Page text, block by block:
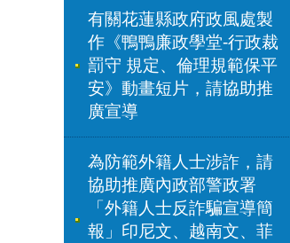
有關花蓮縣政府政風處製
作《鴨鴨廉政學堂-行政裁
罰守 規定、倫理規範保平
安》動畫短片，請協助推
廣宣導
為防範外籍人士涉詐，請
協助推廣內政部警政署
「外籍人士反詐騙宣導簡
報」印尼文、越南文、菲